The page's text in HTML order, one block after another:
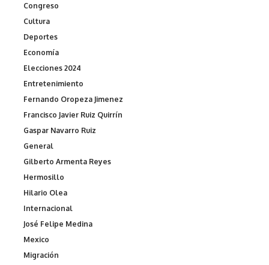
Congreso
Cultura
Deportes
Economía
Elecciones 2024
Entretenimiento
Fernando Oropeza Jimenez
Francisco Javier Ruiz Quirrín
Gaspar Navarro Ruiz
General
Gilberto Armenta Reyes
Hermosillo
Hilario Olea
Internacional
José Felipe Medina
Mexico
Migración